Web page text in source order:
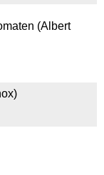
(Albert